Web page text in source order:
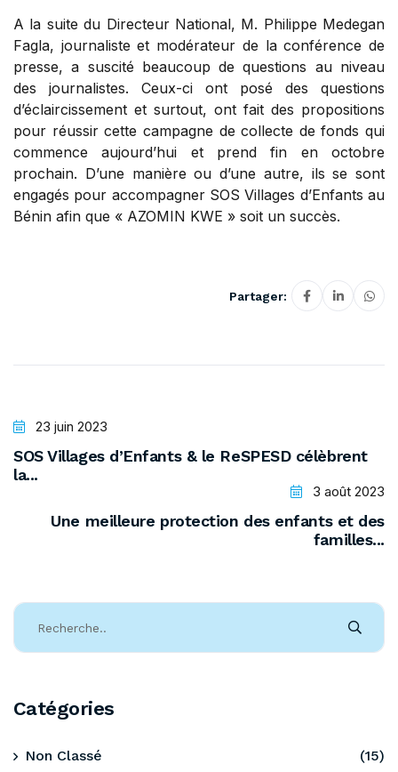
A la suite du Directeur National, M. Philippe Medegan
Fagla, journaliste et modérateur de la conférence de
presse, a suscité beaucoup de questions au niveau
des journalistes. Ceux-ci ont posé des questions
d’éclaircissement et surtout, ont fait des propositions
pour réussir cette campagne de collecte de fonds qui
commence aujourd’hui et prend fin en octobre
prochain. D’une manière ou d’une autre, ils se sont
engagés pour accompagner SOS Villages d’Enfants au
Bénin afin que « AZOMIN KWE » soit un succès.
Partager:
23 juin 2023
SOS Villages d’Enfants & le ReSPESD célèbrent
la...
3 août 2023
Une meilleure protection des enfants et des
familles...
Catégories
Non Classé (15)